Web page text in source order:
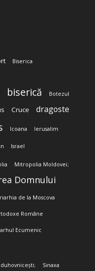
Biserica
biserică Botezul
Cruce dragoste
Icoana Ierusalim
Israel
Mitropolia Moldovei;
Domnului
de la Moscova
Române
Ecumenic
Sinaxa